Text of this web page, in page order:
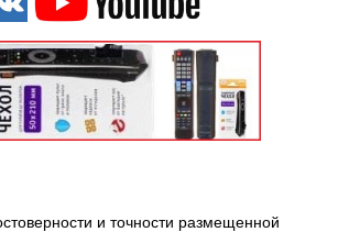
и точности размещенной